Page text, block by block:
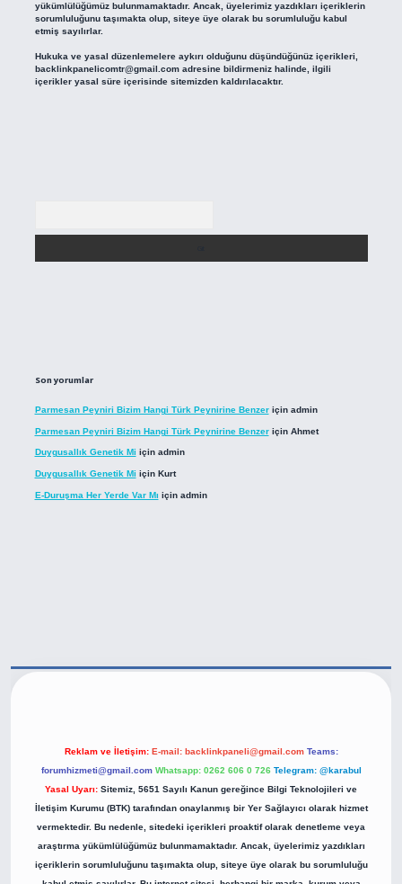
yükümlülüğümüz bulunmamaktadır. Ancak, üyelerimiz yazdıkları içeriklerin
sorumluluğunu taşımakta olup, siteye üye olarak bu sorumluluğu kabul
etmiş sayılırlar.
Hukuka ve yasal düzenlemelere aykırı olduğunu düşündüğünüz içerikleri,
backlinkpanelicomtr@gmail.comadresine bildirmeniz halinde, ilgili
içerikler yasal süre içerisinde sitemizden kaldırılacaktır.
Son yorumlar
Parmesan Peyniri Bizim Hangi Türk Peynirine Benzeriçin admin
Parmesan Peyniri Bizim Hangi Türk Peynirine Benzeriçin Ahmet
Duygusallık Genetik Mi için admin
Duygusallık Genetik Mi için Kurt
E-Duruşma Her Yerde Var Mı için admin
Reklam ve İletişim: E-mail: backlinkpaneli@gmail.com Teams:
forumhizmeti@gmail.com Whatsapp: 0262 606 0 726 Telegram: @karabul
Yasal Uyarı: Sitemiz, 5651 Sayılı Kanun gereğince Bilgi Teknolojileri ve
İletişim Kurumu (BTK) tarafından onaylanmış bir Yer Sağlayıcı olarak hizmet
vermektedir. Bu nedenle, sitedeki içerikleri proaktif olarak denetleme veya
araştırma yükümlülüğümüz bulunmamaktadır. Ancak, üyelerimiz yazdıkları
içeriklerin sorumluluğunu taşımakta olup, siteye üye olarak bu sorumluluğu